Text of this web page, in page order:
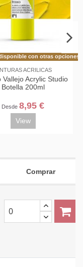
LIENZOS Y TABLEX
BLOCK FIGUERAS
CANSON 290GR 10H
Desde11,95 €
Añadir al carrito
Comprar